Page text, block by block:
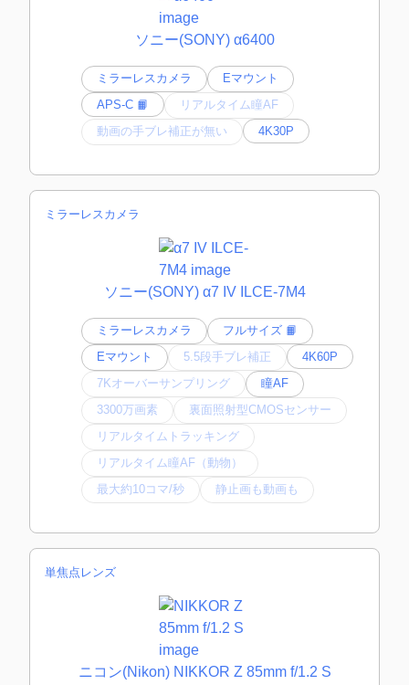
ソニー(SONY) α6400
ミラーレスカメラ
Eマウント
APS-C 📙
リアルタイム瞳AF
動画の手ブレ補正が無い
4K30P
ミラーレスカメラ
ソニー(SONY) α7 IV ILCE-7M4
ミラーレスカメラ
フルサイズ 📙
Eマウント
5.5段手ブレ補正
4K60P
7Kオーバーサンプリング
瞳AF
3300万画素
裏面照射型CMOSセンサー
リアルタイムトラッキング
リアルタイム瞳AF（動物）
最大約10コマ/秒
静止画も動画も
単焦点レンズ
ニコン(Nikon) NIKKOR Z 85mm f/1.2 S